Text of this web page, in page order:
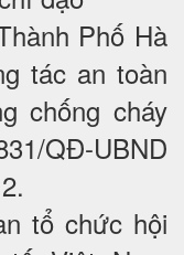
Phố Hà
tác an toàn
chống cháy
QĐ-UBND
tổ chức hội